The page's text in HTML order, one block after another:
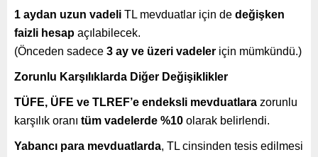
1 aydan uzun vadeli TL mevduatlar için de değişken
faizli hesap açılabilecek.
(Önceden sadece 3 ay ve üzeri vadeler için mümkündü.)
Zorunlu Karşılıklarda Diğer Değişiklikler
TÜFE, ÜFE ve TLREF’e endeksli mevduatlara zorunlu
karşılık oranı tüm vadelerde %10 olarak belirlendi.
Yabancı para mevduatlarda, TL cinsinden tesis edilmesi